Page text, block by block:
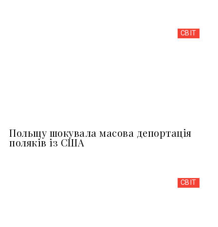
СВІТ
Польщу шокувала масова депортація
поляків із США
СВІТ